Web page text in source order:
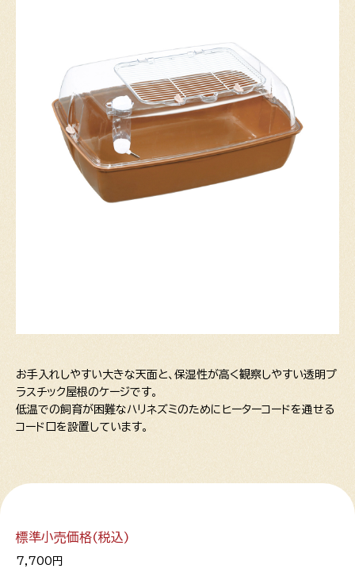
お手入れしやすい大きな天面と、保湿性が高く観察しやすい透明プ
ラスチック屋根のケージです。
低温での飼育が困難なハリネズミのためにヒーターコードを通せる
コード口を設置しています。
標準小売価格(税込)
7,700円